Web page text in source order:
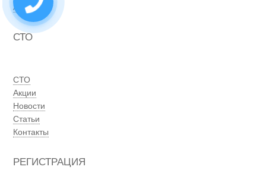
Акции
СТО
СТО
Акции
Новости
Статьи
Контакты
РЕГИСТРАЦИЯ